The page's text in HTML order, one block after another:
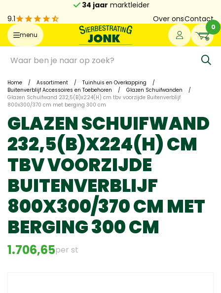
34 jaar marktleider
9.1
Over onsContact
menu
0
Home / Assortiment / Tuinhuis en Overkapping
/
Buitenverblijf Accessoires en Toebehoren
/ Glazen Schuifwanden
/
Glazen Schuifwand 232,5(B)x224(H) cm tbv voorzijde Buitenverblijf
800x300/370 cm met berging 300 cm
GLAZEN SCHUIFWAND
232,5(B)X224(H) CM
TBV VOORZIJDE
BUITENVERBLIJF
800X300/370 CM MET
BERGING 300 CM
1.706,65per st